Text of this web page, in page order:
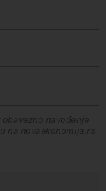
navođenje
novaekonomija.rs